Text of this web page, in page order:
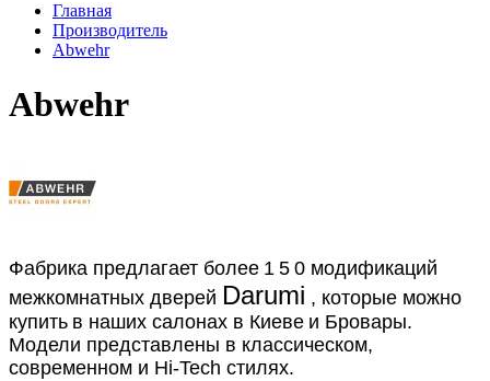
Главная
Производитель
Abwehr
Abwehr
Фабрика предлагает более 1 5 0 модификаций
межкомнатных дверей Darumi , которые можно
купить в наших салонах в Киеве и Бровары.
Модели представлены в классическом,
современном и Hi-Tech стилях.